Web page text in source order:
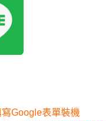
寫Google表單裝機